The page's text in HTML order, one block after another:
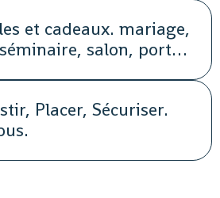
et cadeaux. mariage,
salon, portes
Placer, Sécuriser.